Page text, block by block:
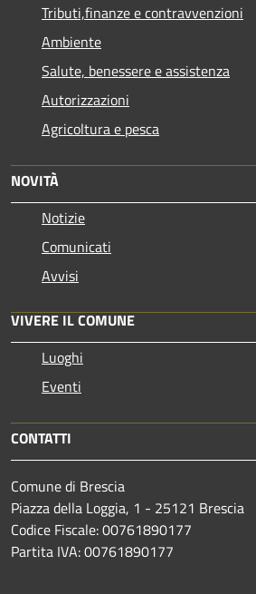
Tributi,finanze e contravvenzioni
Ambiente
Salute, benessere e assistenza
Autorizzazioni
Agricoltura e pesca
NOVITÀ
Notizie
Comunicati
Avvisi
VIVERE IL COMUNE
Luoghi
Eventi
CONTATTI
Comune di Brescia
Piazza della Loggia, 1 - 25121 Brescia
Codice Fiscale: 00761890177
Partita IVA: 00761890177